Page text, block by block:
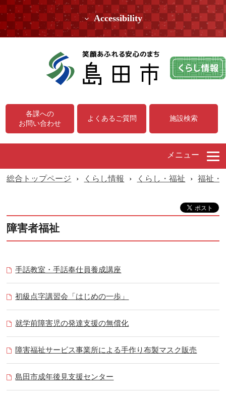
Accessibility
各課への
お問い合わせ
よくあるご質問 施設検索
メニュー
総合トップページ › くらし情報 › くらし・福祉 › 福祉・
障害者福祉
手話教室・手話奉仕員養成講座
初級点字講習会「はじめの一歩」
就学前障害児の発達支援の無償化
障害福祉サービス事業所による手作り布製マスク販売
島田市成年後見支援センター